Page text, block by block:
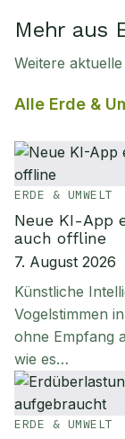
Mehr aus
Weitere
Alle Erde &
ERDE & UMWELT
Neue KI-App
auch offline
7. August 2026
Künstliche
Vogelstimmen
ohne Empfang
wie es…
ERDE & UMWELT